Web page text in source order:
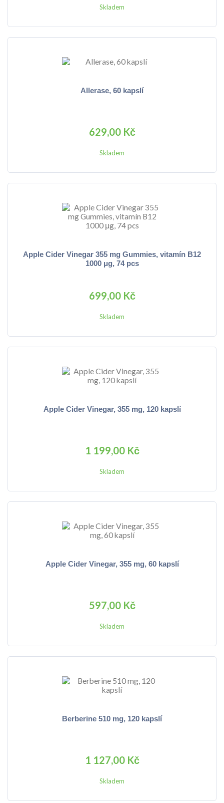
Skladem
Allerase, 60 kapslí
629,00 Kč
Skladem
Apple Cider Vinegar 355 mg Gummies, vitamín B12
1000 μg, 74 pcs
699,00 Kč
Skladem
Apple Cider Vinegar, 355 mg, 120 kapslí
1 199,00 Kč
Skladem
Apple Cider Vinegar, 355 mg, 60 kapslí
597,00 Kč
Skladem
Berberine 510 mg, 120 kapslí
1 127,00 Kč
Skladem